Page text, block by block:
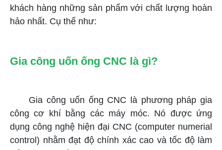
khách hàng những sản phẩm với chất lượng hoàn
hảo nhất. Cụ thể như:
Gia công uốn ống CNC là gì?
Gia công uốn ống CNC là phương pháp gia
công cơ khí bằng các máy móc. Nó được ứng
dụng công nghệ hiện đại CNC (computer numerial
control) nhằm đạt độ chính xác cao và tốc độ làm